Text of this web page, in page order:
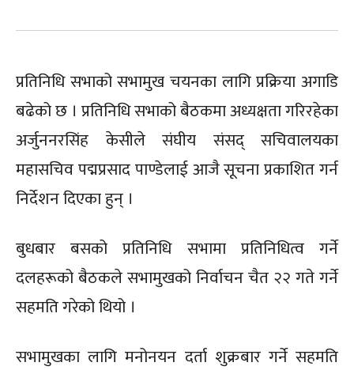
प्रतिनिधि सभाको सभामुख चयनका लागि प्रक्रिया अगाडि
बढेको छ । प्रतिनिधि सभाको बैठकमा अध्यक्षता गरिरहेका
अर्जुननरसिंह केसीले संघीय संसद् सचिवालयका
महासचिव पद्मप्रसाद पाण्डेलाई आजै सूचना प्रकाशित गर्न
निर्देशन दिएका हुन् ।
बुधबार बसको प्रतिनिधि सभामा प्रतिनिधित्व गर्ने
दलहरूको बैठकले सभामुखको निर्वाचन चैत २२ गते गर्ने
सहमति गरेको थियो ।
सभामुखका लागि मनोनयन दर्ता शुक्रबार गर्ने सहमति